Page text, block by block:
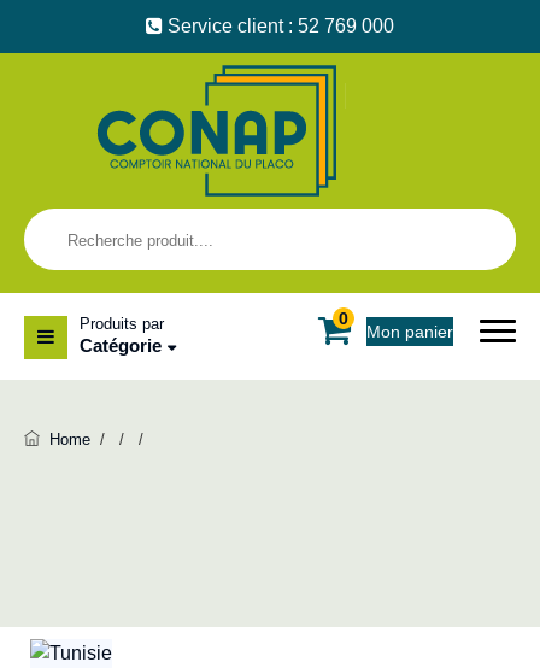
Service client : 52 769 000
0
Mon panier
Produits par
Catégorie
Home / / /